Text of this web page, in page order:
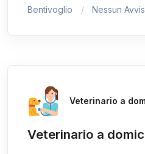
Bentivoglio Nessun
Veterinario a
Veterinario a